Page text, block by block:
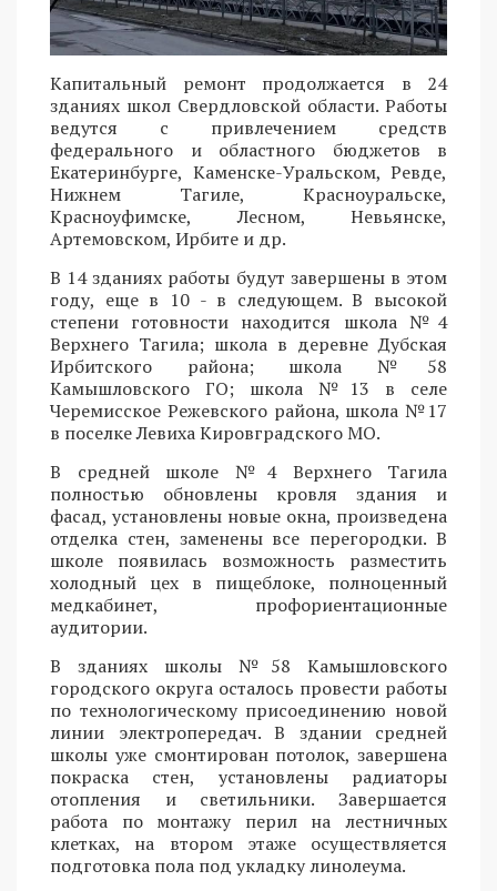
Капитальный ремонт продолжается в 24
зданиях школ Свердловской области. Работы
ведутся с привлечением средств
федерального и областного бюджетов в
Екатеринбурге, Каменске-Уральском, Ревде,
Нижнем Тагиле, Красноуральске,
Красноуфимске, Лесном, Невьянске,
Артемовском, Ирбите и др.
В 14 зданиях работы будут завершены в этом
году, еще в 10 - в следующем. В высокой
степени готовности находится школа №4
Верхнего Тагила; школа в деревне Дубская
Ирбитского района; школа №58
Камышловского ГО; школа №13 в селе
Черемисское Режевского района, школа №17
в поселке Левиха Кировградского МО.
В средней школе №4 Верхнего Тагила
полностью обновлены кровля здания и
фасад, установлены новые окна, произведена
отделка стен, заменены все перегородки. В
школе появилась возможность разместить
холодный цех в пищеблоке, полноценный
медкабинет, профориентационные
аудитории.
В зданиях школы №58 Камышловского
городского округа осталось провести работы
по технологическому присоединению новой
линии электропередач. В здании средней
школы уже смонтирован потолок, завершена
покраска стен, установлены радиаторы
отопления и светильники. Завершается
работа по монтажу перил на лестничных
клетках, на втором этаже осуществляется
подготовка пола под укладку линолеума.